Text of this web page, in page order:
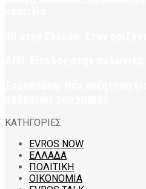
ΚΑΤΗΓΟΡΙΕΣ
EVROS NOW
ΕΛΛΑΔΑ
ΠΟΛΙΤΙΚΗ
ΟΙΚΟΝΟΜΙΑ